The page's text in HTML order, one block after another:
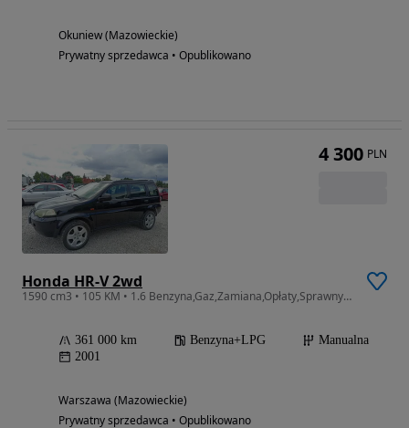
Okuniew (Mazowieckie)
Prywatny sprzedawca • Opublikowano
Honda HR-V 2wd
1590 cm3 • 105 KM • 1.6 Benzyna,Gaz,Zamiana,Opłaty,Sprawny,HAK,Wwa,KOMIS GREEN LIGHT
361 000 km Benzyna+LPG
Manualna
2001
Warszawa (Mazowieckie)
Prywatny sprzedawca • Opublikowano
4 300 PLN